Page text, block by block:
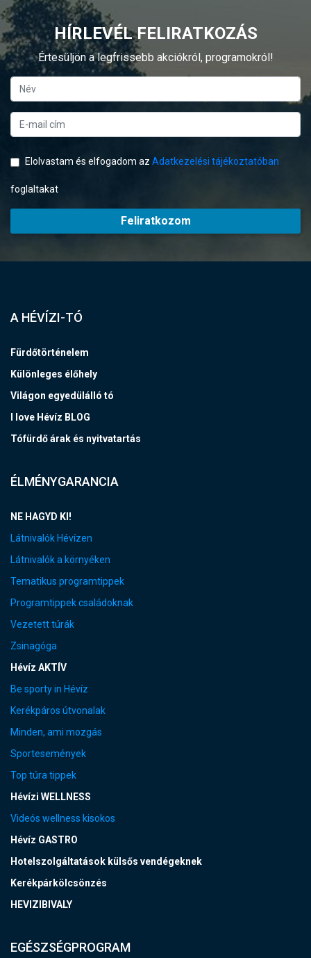
HÍRLEVÉL FELIRATKOZÁS
Értesüljön a legfrissebb akciókról, programokról!
Elolvastam és elfogadom az Adatkezelési tájékoztatóban
foglaltakat
Feliratkozom
A HÉVÍZI-TÓ
Fürdőtörténelem
Különleges élőhely
Világon egyedülálló tó
I love Hévíz BLOG
Tófürdő árak és nyitvatartás
ÉLMÉNYGARANCIA
NE HAGYD KI!
Látnivalók Hévízen
Látnivalók a környéken
Tematikus programtippek
Programtippek családoknak
Vezetett túrák
Zsinagóga
Hévíz AKTÍV
Be sporty in Hévíz
Kerékpáros útvonalak
Minden, ami mozgás
Sportesemények
Top túra tippek
Hévízi WELLNESS
Videós wellness kisokos
Hévíz GASTRO
Hotelszolgáltatások külsős vendégeknek
Kerékpárkölcsönzés
HEVIZIBIVALY
EGÉSZSÉGPROGRAM